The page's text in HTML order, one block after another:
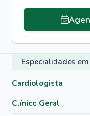
Especialidades
Cardiologista
Clínico Geral